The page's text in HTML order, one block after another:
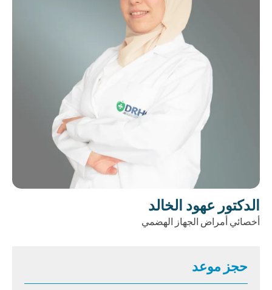
الدكتور عهود الخالد
أخصائي أمراض الجهاز الهضمي
حجز موعد